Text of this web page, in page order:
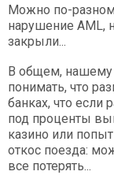
Можно по-
нарушение AML,
закрыли...
В общем, нашему
понимать, что
банках, что если
под проценты
казино или
откос поезда:
все потерять...